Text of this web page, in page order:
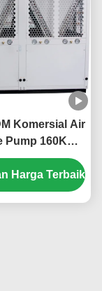
Komersial Air
Pump 160KW
lingkungan
Harga Terbaik